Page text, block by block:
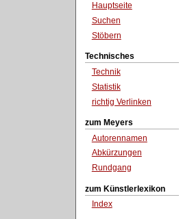
Hauptseite
Suchen
Stöbern
Technisches
Technik
Statistik
richtig Verlinken
zum Meyers
Autorennamen
Abkürzungen
Rundgang
zum Künstlerlexikon
Index